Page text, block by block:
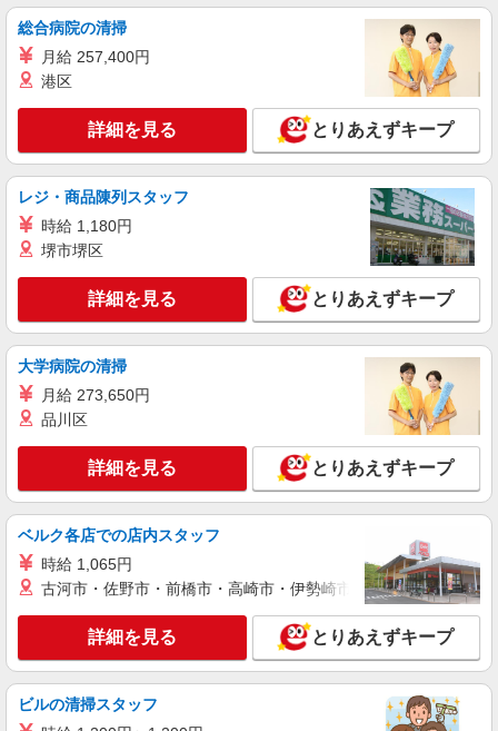
時給1250円〜＋交通費支給（月2万円迄）
≪LOUNIE ヤエチカ店≫ 東京都中央区八重洲
2-1 八重洲地下街中1号 ■東京(ＪＲ中央本線)八重
洲中央口(約2分) ■東京(ＪＲ北陸新幹線)八重洲中
央口(約2分) ■東京(ＪＲ東北新幹線)八重洲中央口
(約2分)
詳細を見る
正社員
LOUNIE（ルーニィ）銀座店
【店長候補募集】接客・販売・お店作り〜マネ
未経験：月給243,800円〜400,000円 経験者
（店長候補）：月給300,000円〜 ※試用期間中は
270,000円〜 ★固定残業手当：30,800円（月給に
含む） ※経験・能力考慮 ※固定残業時間は1ヶ月
あたり20時間、超過時は追加で残業手当支給 ※月
3万円まで交通費支給 ※試用期間（2〜3ヶ月）も
制手当／住宅手当（実家外かつ賃貸の場合のみ別
途支給）※試用期間明けから支給／特別手当 ※手
当の種類はエリアにより異なります。詳細は面接
時にお尋ねください。
≪銀座店≫ 東京都中央区銀座8-8-5陽栄銀座ビ
ル1F
詳細を見る
アルバイト
アパレル販売スタッフ
時給1250円〜＋交通費支給（月2万円迄）
≪LOUNIE 銀座店≫ 東京都中央区銀座8-8-5
陽栄銀座ビル1F ■JR/東京メトロ「新橋」駅、東京
詳細を見る
Stola.（ストラ） 八重洲地下街店
未経験歓迎のアパレル販売スタッフ
総合病院の清掃
月給 257,400円
港区
詳細を見る とりあえずキープ
レジ・商品陳列スタッフ
時給 1,180円
堺市堺区
詳細を見る とりあえずキープ
大学病院の清掃
月給 273,650円
品川区
詳細を見る とりあえずキープ
ベルク各店での店内スタッフ
時給 1,065円
古河市・佐野市・前橋市・高崎市・伊勢崎市・太田市・館林市
詳細を見る とりあえずキープ
ビルの清掃スタッフ